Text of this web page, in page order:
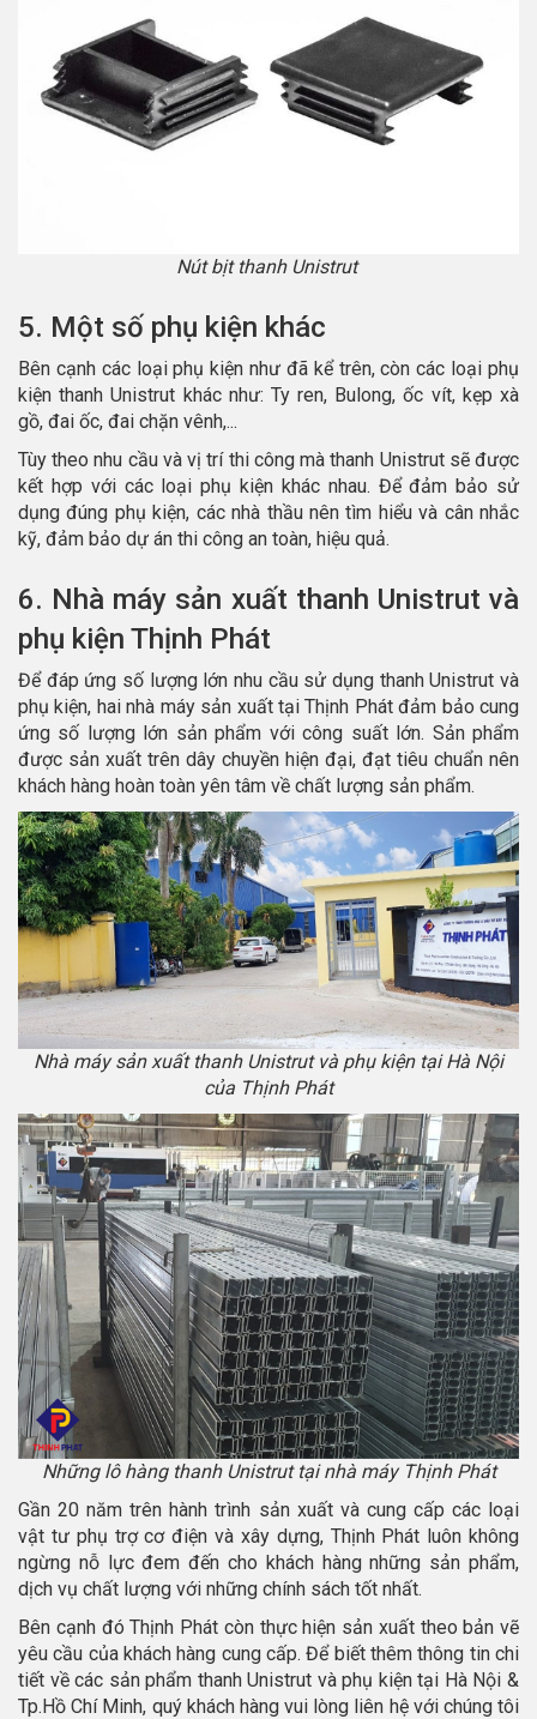
Nút bịt thanh Unistrut
5. Một số phụ kiện khác
Bên cạnh các loại phụ kiện như đã kể trên, còn các loại phụ
kiện thanh Unistrut khác như: Ty ren, Bulong, ốc vít, kẹp xà
gồ, đai ốc, đai chặn vênh,...
Tùy theo nhu cầu và vị trí thi công mà thanh Unistrut sẽ được
kết hợp với các loại phụ kiện khác nhau. Để đảm bảo sử
dụng đúng phụ kiện, các nhà thầu nên tìm hiểu và cân nhắc
kỹ, đảm bảo dự án thi công an toàn, hiệu quả.
6. Nhà máy sản xuất thanh Unistrut và
phụ kiện Thịnh Phát
Để đáp ứng số lượng lớn nhu cầu sử dụng thanh Unistrut và
phụ kiện, hai nhà máy sản xuất tại Thịnh Phát đảm bảo cung
ứng số lượng lớn sản phẩm với công suất lớn. Sản phẩm
được sản xuất trên dây chuyền hiện đại, đạt tiêu chuẩn nên
khách hàng hoàn toàn yên tâm về chất lượng sản phẩm.
Nhà máy sản xuất thanh Unistrut và phụ kiện tại Hà Nội
của Thịnh Phát
Những lô hàng thanh Unistrut tại nhà máy Thịnh Phát
Gần 20 năm trên hành trình sản xuất và cung cấp các loại
vật tư phụ trợ cơ điện và xây dựng, Thịnh Phát luôn không
ngừng nỗ lực đem đến cho khách hàng những sản phẩm,
dịch vụ chất lượng với những chính sách tốt nhất.
Bên cạnh đó Thịnh Phát còn thực hiện sản xuất theo bản vẽ
yêu cầu của khách hàng cung cấp. Để biết thêm thông tin chi
tiết về các sản phẩm thanh Unistrut và phụ kiện tại Hà Nội &
Tp.Hồ Chí Minh, quý khách hàng vui lòng liên hệ với chúng tôi